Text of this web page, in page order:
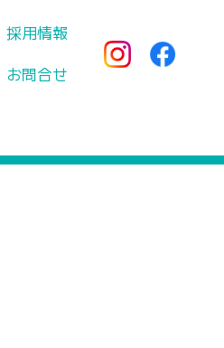
採用情報
お問合せ